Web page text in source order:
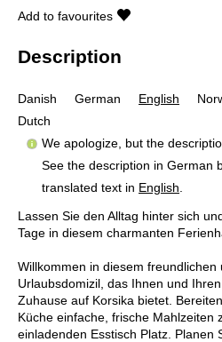
Add to favourites
Description
Danish German English
Dutch
We apologize, but the
See the description in German
translated text in English
Lassen Sie den Alltag hinter sich
Tage in diesem charmanten
Willkommen in diesem
Urlaubsdomizil, das Ihnen und
Zuhause auf Korsika bietet.
Küche einfache, frische Mahlzeiten
einladenden Esstisch Platz. Planen